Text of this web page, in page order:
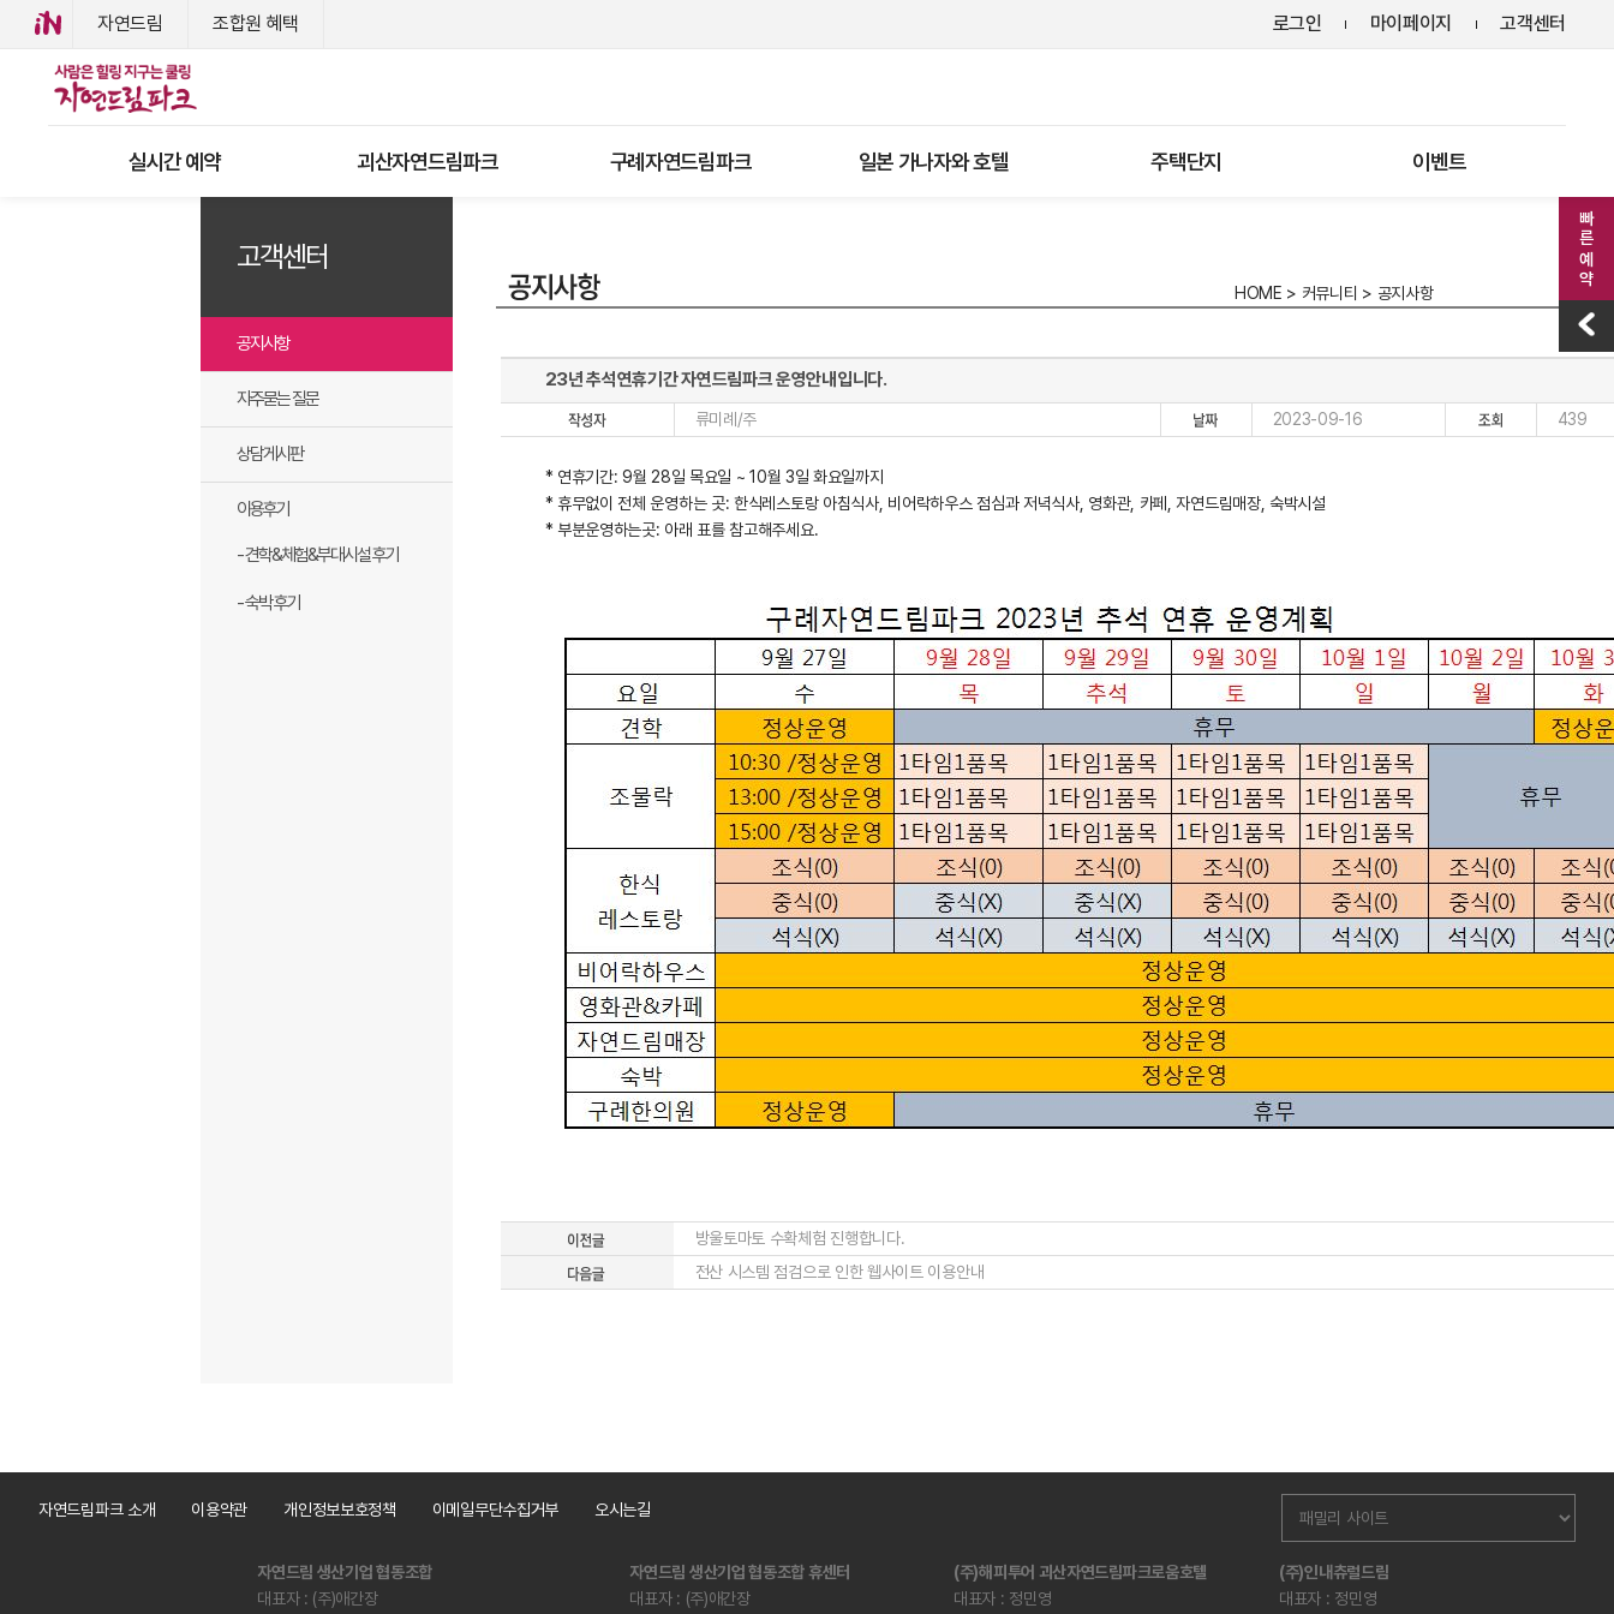
자연드림 조합원 혜택 로그인 마이페이지 고객센터
실시간 예약 괴산자연드림파크 구례자연드림파크 일본 가나자와 호텔 주택단지 이벤트
빠른 예약
고객센터
공지사항
자주묻는 질문
상담게시판
이용후기
- 견학&체험&부대시설 후기
- 숙박 후기
HOME > 커뮤니티 > 공지사항
23년 추석연휴기간 자연드림파크 운영안내입니다.
류미례/주 2023-09-16 439
* 연휴기간: 9월 28일 목요일 ~ 10월 3일 화요일까지
* 휴무없이 전체 운영하는 곳: 한식레스토랑 아침식사, 비어락하우스 점심과 저녁식사, 영화관, 카페, 자연드림매장, 숙박시설
* 부분운영하는곳: 아래 표를 참고해주세요.
방울토마토 수확체험 진행합니다.
전산 시스템 점검으로 인한 웹사이트 이용안내
자연드림파크 소개 이용약관 개인정보보호정책 이메일무단수집거부 오시는길
자연드림 생산기업 협동조합
대표자 : (주)애간장
자연드림 생산기업 협동조합 휴센터
대표자 : (주)애간장
(주)해피투어 괴산자연드림파크로움호텔
대표자 : 정민영
(주)인내츄럴드림
대표자 : 정민영